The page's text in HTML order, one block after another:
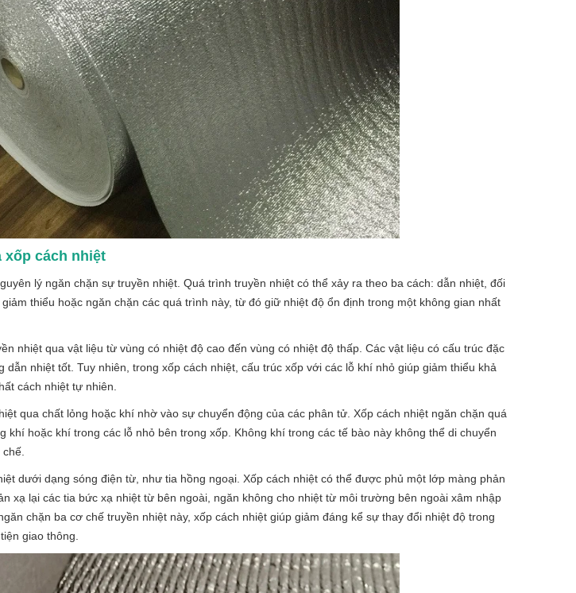
xốp cách nhiệt
lý ngăn chặn sự truyền nhiệt. Quá trình truyền nhiệt có thể xảy ra theo ba cách: dẫn nhiệt, đối
thiểu hoặc ngăn chặn các quá trình này, từ đó giữ nhiệt độ ổn định trong một không gian nhất
nhiệt qua vật liệu từ vùng có nhiệt độ cao đến vùng có nhiệt độ thấp. Các vật liệu có cấu trúc đặc
dẫn nhiệt tốt. Tuy nhiên, trong xốp cách nhiệt, cấu trúc xốp với các lỗ khí nhỏ giúp giảm thiểu khả
cách nhiệt tự nhiên.
qua chất lỏng hoặc khí nhờ vào sự chuyển động của các phân tử. Xốp cách nhiệt ngăn chặn quá
khí hoặc khí trong các lỗ nhỏ bên trong xốp. Không khí trong các tế bào này không thể di chuyển
dưới dạng sóng điện từ, như tia hồng ngoại. Xốp cách nhiệt có thể được phủ một lớp màng phản
xạ lại các tia bức xạ nhiệt từ bên ngoài, ngăn không cho nhiệt từ môi trường bên ngoài xâm nhập
chặn ba cơ chế truyền nhiệt này, xốp cách nhiệt giúp giảm đáng kể sự thay đổi nhiệt độ trong
giao thông.